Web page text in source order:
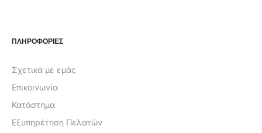
ΠΛΗΡΟΦΟΡΙΕΣ
Σχετικά με εμάς
Επικοινωνία
Κατάστημα
Εξυπηρέτηση Πελατών